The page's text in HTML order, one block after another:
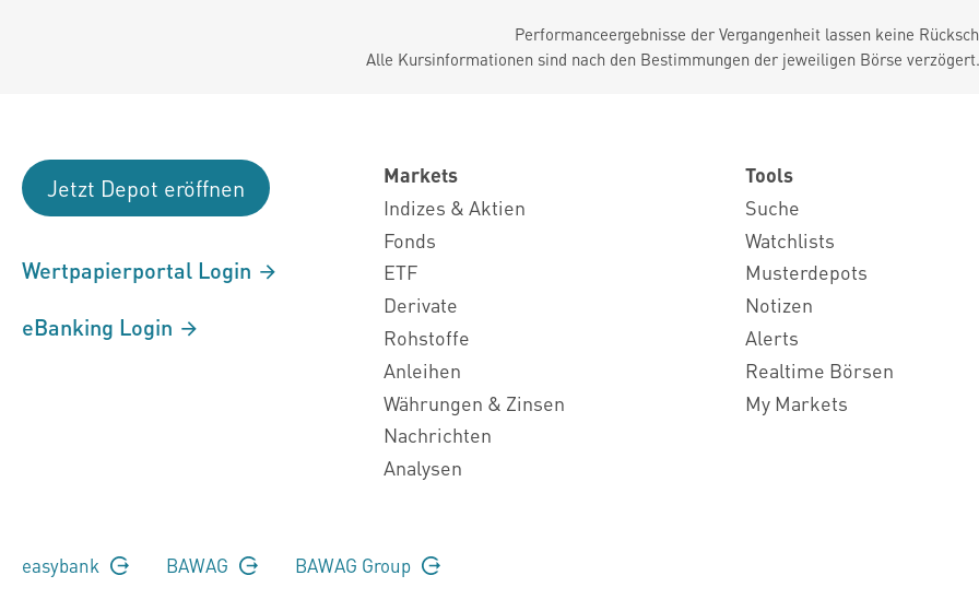
Performanceergebnisse der Vergangenheit lassen keine
Alle Kursinformationen sind nach den Bestimmungen der jeweiligen Börse
Jetzt Depot eröffnen
Wertpapierportal Login
eBanking Login
Markets
Indizes & Aktien
Fonds
ETF
Derivate
Rohstoffe
Anleihen
Währungen & Zinsen
Nachrichten
Analysen
Tools
Suche
Watchlists
Musterdepots
Notizen
Alerts
Realtime Börsen
My Markets
easybank BAWAG BAWAG Group